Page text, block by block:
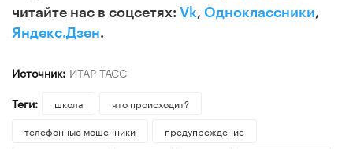
читайте нас в соцсетях: Vk, Одноклассники,
Яндекс.Дзен.
Источник: ИТАР ТАСС
Теги:
школа
что происходит?
телефонные мошенники
предупреждение